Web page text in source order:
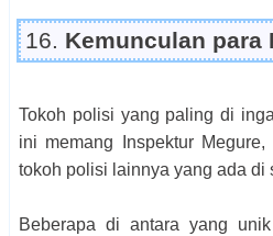
16. Kemunculan para
Tokoh polisi yang paling di
ini memang Inspektur
tokoh polisi lainnya yang ada di
Beberapa di antara yang